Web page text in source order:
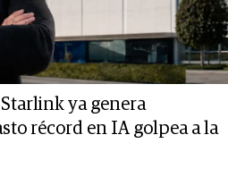
ya genera
récord en IA golpea a la